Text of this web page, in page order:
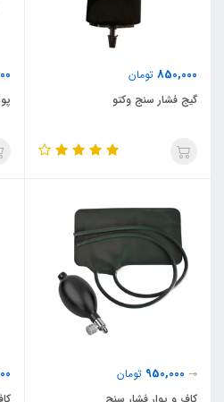
850,000 تومان
گیج فشار سنج وکتو
0
950,000 تومان